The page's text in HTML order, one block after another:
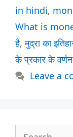
in hindi,
What is
है,मुद्रा का
के प्रकार के
Leave a